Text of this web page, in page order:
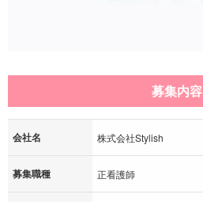
募集内容
会社名 株式会社Stylish
募集職種 正看護師